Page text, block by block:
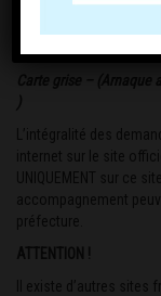
L’intégralité des
internet sur le site
UNIQUEMENT sur ce
accompagnement
préfecture.
ATTENTION !
Il existe d’autres sites